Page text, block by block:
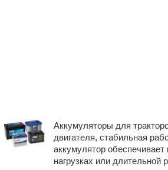
Аккумуляторы для
двигателя, стабильная
аккумулятор
нагрузках или длительной